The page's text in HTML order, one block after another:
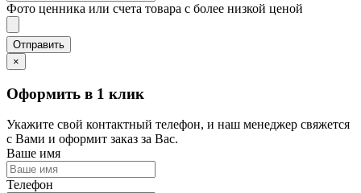
Фото ценника или счета товара с более низкой ценой
×
Оформить в 1 клик
Укажите свой контактный телефон, и наш менеджер свяжется
с Вами и оформит заказ за Вас.
Ваше имя
Телефон